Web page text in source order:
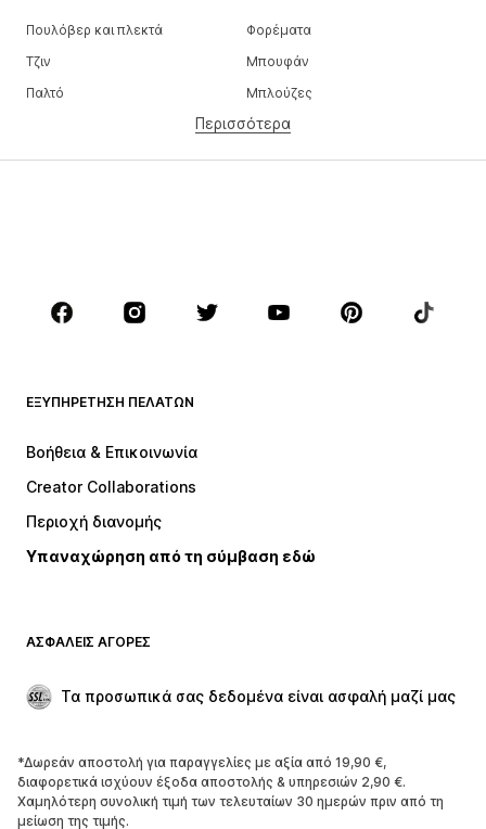
Πουλόβερ και πλεκτά
Φορέματα
Τζιν
Μπουφάν
Παλτό
Μπλούζες
Εσώρουχα
Φούστες
Πουκάμισα και τουνίκ
Αξεσουάρ
Premium
ΝΕΑ
Εσώρουχα
Παλτό
Φούστες
Περιστάσεις
Aποκλειστικά
ΠΑΠΟΎΤΣΙΑ
ΝΕΑ Trending
Περισσότερα
ΕΞΥΠΗΡΈΤΗΣΗ ΠΕΛΑΤΏΝ
Βοήθεια & Επικοινωνία
Creator Collaborations
Περιοχή διανομής
Υπαναχώρηση από τη σύμβαση εδώ
ΑΣΦΑΛΕΊΣ ΑΓΟΡΈΣ
Τα προσωπικά σας δεδομένα είναι ασφαλή μαζί μας
*Δωρεάν αποστολή για παραγγελίες με αξία από 19,90 €,
διαφορετικά ισχύουν έξοδα αποστολής & υπηρεσιών 2,90 €.
Χαμηλότερη συνολική τιμή των τελευταίων 30 ημερών πριν από τη
μείωση της τιμής.